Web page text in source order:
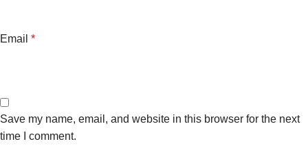
Email *
Save my name, email, and website in this browser for the next
time I comment.